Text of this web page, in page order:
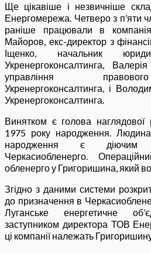
Ще цікавіше і незвичніше
Енергомережа. Четверо з п’яти
раніше працювали в
Майоров, екс-директор з
Іщенко, начальник
Укренергоконсалтинга, Валерія
управління
Укренергоконсалтинга, і
Укренергоконсалтинга.
Винятком є голова
1975 року народження.
народження є діючим
Черкасиобленерго.
обленерго у Григоришина, який
Згідно з даними системи
до призначення в
Луганське енергетичне
заступником директора ТОВ
ці компанії належать